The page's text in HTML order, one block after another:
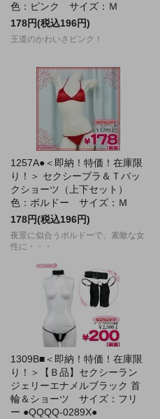
色：ピンク サイズ：Ｍ
178円(税込196円)
王道のかわいさピンク！
1257A●＜即納！特価！在庫限
り！＞ セクシーブラ＆Ｔバッ
クショーツ（上下セット）
色：ボルドー サイズ：Ｍ
178円(税込196円)
夜景に似合うボルドーで、素敵な女
性に・・・
1309B■＜即納！特価！在庫限
り！＞【Ｂ品】セクシーラン
ジェリーエナメルブラック 首
輪＆ショーツ サイズ：フリ
ー ●QQQQ-0289X●